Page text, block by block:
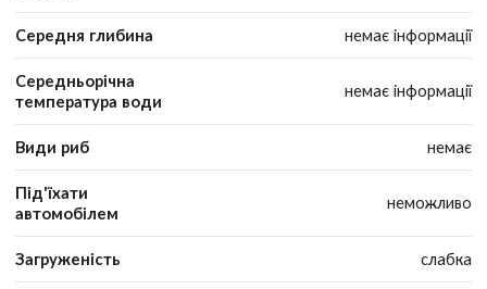
Середня глибина немає інформації
Середньорічна
температура води
немає інформації
Види риб немає
Під'їхати
автомобілем
неможливо
Загруженість слабка